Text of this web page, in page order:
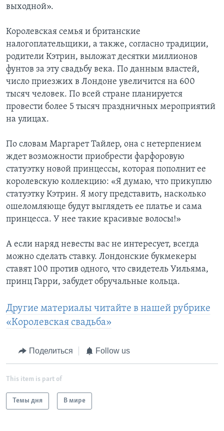
выходной».
Королевская семья и британские
налогоплательщики, а также, согласно традиции,
родители Кэтрин, выложат десятки миллионов
фунтов за эту свадьбу века. По данным властей,
число приезжих в Лондоне увеличится на 600
тысяч человек. По всей стране планируется
провести более 5 тысяч праздничных мероприятий
на улицах.
По словам Маргарет Тайлер, она с нетерпением
ждет возможности приобрести фарфоровую
статуэтку новой принцессы, которая пополнит ее
королевскую коллекцию: «Я думаю, что прикуплю
статуэтку Кэтрин. Я могу представить, насколько
ошеломляюще будут выглядеть ее платье и сама
принцесса. У нее такие красивые волосы!»
А если наряд невесты вас не интересует, всегда
можно сделать ставку. Лондонские букмекеры
ставят 100 против одного, что свидетель Уильяма,
принц Гарри, забудет обручальные кольца.
Другие материалы читайте в нашей рубрике
«Королевская свадьба»
Поделиться Follow us
This item is part of
Темы дня В мире